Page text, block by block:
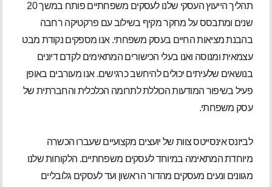
תהליך הייעוץ העסקי שלנו לעסקים משפחתיים פותח במשך 20
שנים ומתבסס על מחקר מקיף בשילוב עם פרקטיקה רחבה
בהבנת מציאות החיים בעסק משפחתי. אנו מספקים נקודת מבט
עצמאית ומנוסה ואנו בעלי הכישורים המתאימים לקדם דיונים
בנושאים שלעיתים יכולים להיחשב כרגישים. אנו מעורבים באופן
פעיל בשיפור המודעות הכוללת לתרומה הכלכלית והחברתית של
עסק משפחתי.
לביזנס אינסייטס צוות של יועצים מקצועיים שעברו הכשרה
מיוחדת המתאימה במיוחד לעסקים משפחתיים. הלקוחות שלנו
מגוונים ונעים מעסקים מהדור הראשון ועד לעסקים גלובליים